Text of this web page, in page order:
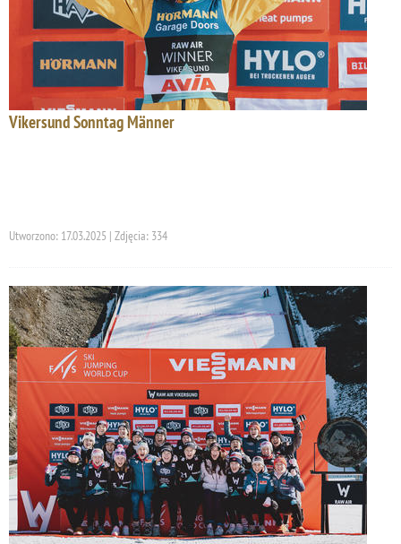
Vikersund Sonntag Männer
Utworzono: 17.03.2025 | Zdjęcia: 334